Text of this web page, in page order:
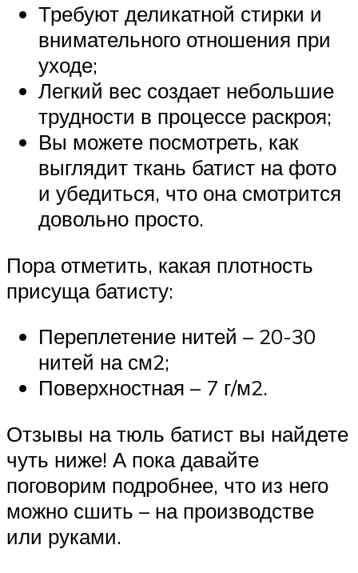
Требуют деликатной стирки и
внимательного отношения при
уходе;
Легкий вес создает небольшие
трудности в процессе раскроя;
Вы можете посмотреть, как
выглядит ткань батист на фото
и убедиться, что она смотрится
довольно просто.
Пора отметить, какая плотность
присуща батисту:
Переплетение нитей – 20-30
нитей на см2;
Поверхностная – 7 г/м2.
Отзывы на тюль батист вы найдете
чуть ниже! А пока давайте
поговорим подробнее, что из него
можно сшить – на производстве
или руками.